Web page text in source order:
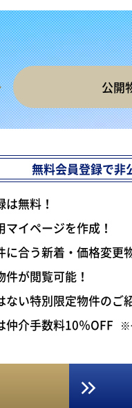
公開
無料会員登録で非
無料！
マイページを作成！
に合う新着・価格変更
件が閲覧可能！
ない特別限定物件のご
仲介手数料10％OFF ※